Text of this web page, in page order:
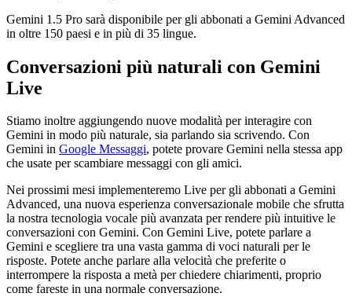
Gemini 1.5 Pro sarà disponibile per gli abbonati a Gemini Advanced
in oltre 150 paesi e in più di 35 lingue.
Conversazioni più naturali con Gemini
Live
Stiamo inoltre aggiungendo nuove modalità per interagire con
Gemini in modo più naturale, sia parlando sia scrivendo. Con
Gemini in Google Messaggi, potete provare Gemini nella stessa app
che usate per scambiare messaggi con gli amici.
Nei prossimi mesi implementeremo Live per gli abbonati a Gemini
Advanced, una nuova esperienza conversazionale mobile che sfrutta
la nostra tecnologia vocale più avanzata per rendere più intuitive le
conversazioni con Gemini. Con Gemini Live, potete parlare a
Gemini e scegliere tra una vasta gamma di voci naturali per le
risposte. Potete anche parlare alla velocità che preferite o
interrompere la risposta a metà per chiedere chiarimenti, proprio
come fareste in una normale conversazione.